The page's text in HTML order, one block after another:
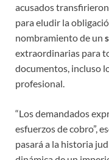
acusados
para eludir la
nombramiento de un
extraordinarias para
documentos, incluso
profesional.
“Los demandados
esfuerzos de cobro”,
pasará a la historia